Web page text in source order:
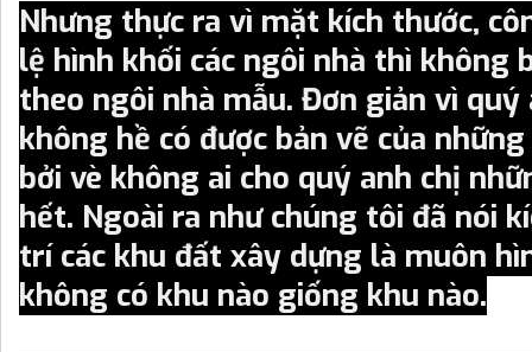
Nhưng thực ra vì mặt kích thước,
lệ hình khối các ngôi nhà thì không
theo ngôi nhà mẫu. Đơn giản vì quý
không hề có được bản vẽ của
bởi vè không ai cho quý anh chị
hết. Ngoài ra như chúng tôi đã nói
trí các khu đất xây dựng là muôn
không có khu nào giống khu nào.